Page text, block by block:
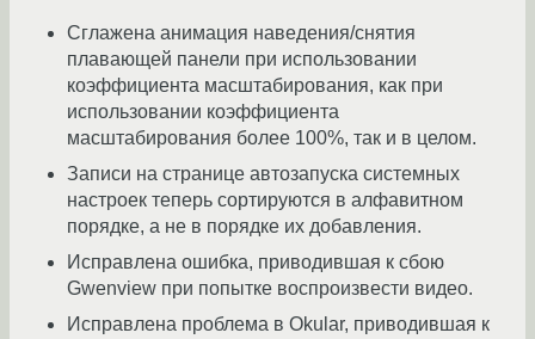
Сглажена анимация наведения/снятия
плавающей панели при использовании
коэффициента масштабирования, как при
использовании коэффициента
масштабирования более 100%, так и в целом.
Записи на странице автозапуска системных
настроек теперь сортируются в алфавитном
порядке, а не в порядке их добавления.
Исправлена ​​ошибка, приводившая к сбою
Gwenview при попытке воспроизвести видео.
Исправлена ​​проблема в Okular, приводившая к